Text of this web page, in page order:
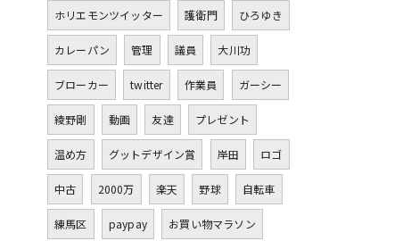
ホリエモンツイッター 護衛門 ひろゆき
カレーパン 管理 議員 大川功
ブローカー twitter 作業員 ガーシー
綾野剛 動画 友達 プレゼント
温め方 グットデザイン賞 岸田 ロゴ
中古 2000万 楽天 野球 自転車
練馬区 paypay お買い物マラソン